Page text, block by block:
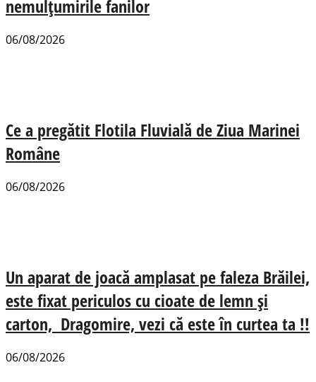
nemulțumirile fanilor
06/08/2026
Ce a pregătit Flotila Fluvială de Ziua Marinei
Române
06/08/2026
Un aparat de joacă amplasat pe faleza Brăilei,
este fixat periculos cu cioate de lemn și
carton, Dragomire, vezi că este în curtea ta !!
06/08/2026